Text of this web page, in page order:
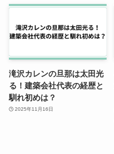
滝沢カレンの旦那は太田光
る！建築会社代表の経歴と
馴れ初めは？
2025年11月16日